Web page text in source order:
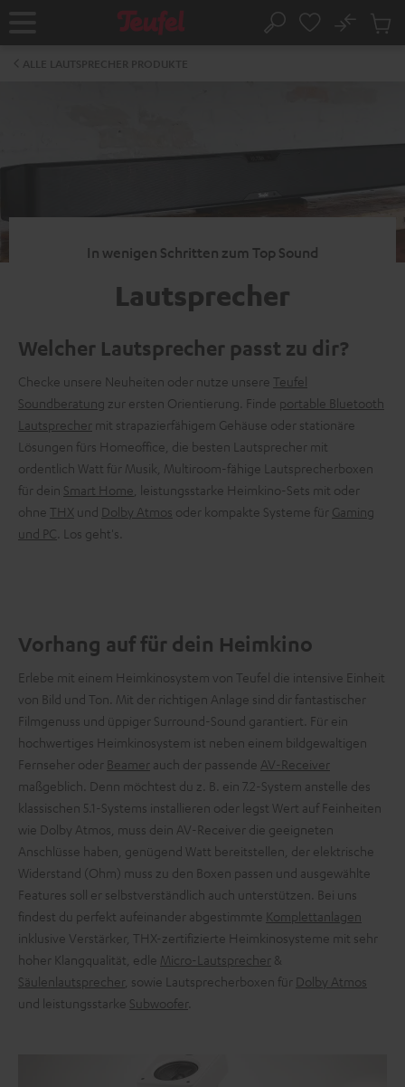
Startseite Suche
No
In wenigen Schritten zum Top Sound
Lautsprecher
Welcher Lautsprecher passt zu dir?
Checke unsere Neuheiten oder nutze unsere Teufel
Soundberatung zur ersten Orientierung. Finde portable Bluetooth
Lautsprecher mit strapazierfähigem Gehäuse oder stationäre
Lösungen fürs Homeoffice, die besten Lautsprecher mit
ordentlich Watt für Musik, Multiroom-fähige Lautsprecherboxen
für dein Smart Home , leistungsstarke Heimkino-Sets mit oder
ohne THX und Dolby Atmos oder kompakte Systeme für Gaming
und PC
. Los geht's.
Vorhang auf für dein Heimkino
Erlebe mit einem Heimkinosystem von Teufel die intensive Einheit
von Bild und Ton. Mit der richtigen Anlage sind dir fantastischer
Filmgenuss und üppiger Surround-Sound garantiert. Für ein
hochwertiges Heimkinosystem ist neben einem bildgewaltigen
Fernseher oder Beamer auch der passende AV-Receiver
maßgeblich. Denn möchtest du z. B. ein 7.2-System anstelle des
klassischen 5.1-Systems installieren oder legst Wert auf Feinheiten
wie Dolby Atmos, muss dein AV-Receiver die geeigneten
Anschlüsse haben, genügend Watt bereitstellen, der elektrische
Widerstand (Ohm) muss zu den Boxen passen und ausgewählte
Features soll er selbstverständlich auch unterstützen. Bei uns
findest du perfekt aufeinander abgestimmte Komplettanlagen
inklusive Verstärker, THX-zertifizierte Heimkinosysteme mit sehr
hoher Klangqualität, edle Micro-Lautsprecher &
Säulenlautsprecher, sowie Lautsprecherboxen für Dolby Atmos
und leistungsstarke Subwoofer.